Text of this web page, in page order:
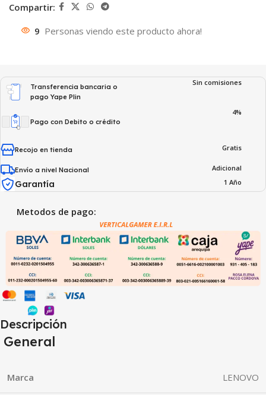
Compartir:
9 Personas viendo este producto ahora!
Transferencia bancaria o
pago Yape Plin
Sin comisiones
Pago con Debito o crédito
4%
Recojo en tienda Gratis
Envío a nivel Nacional Adicional
Garantía 1 Año
Metodos de pago:
Descripción
General
Marca LENOVO